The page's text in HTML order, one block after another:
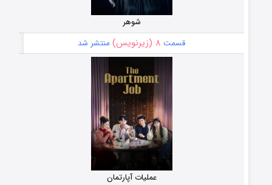
شوهر
قسمت ۸ (زیرنویس) منتشر شد
عملیات آپارتمان